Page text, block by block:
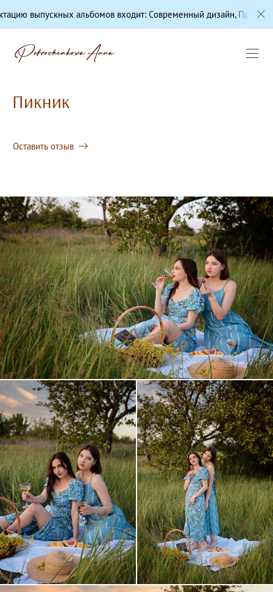
альбомов входит: Современный дизайн,
Пикник
Оставить отзыв